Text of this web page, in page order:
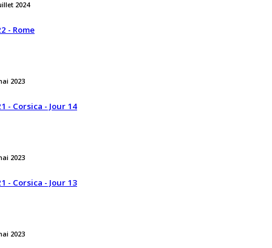
2024
- Rome
2023
- Corsica - Jour 14
2023
- Corsica - Jour 13
2023